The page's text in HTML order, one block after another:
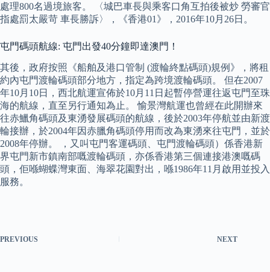
處理800名過境旅客。 〈城巴車長與乘客口角互拍後被炒 勞審官
指處罰太嚴苛 車長勝訴〉，《香港01》，2016年10月26日。
屯門碼頭航線: 屯門出發40分鐘即達澳門！
其後，政府按照《船舶及港口管制 (渡輪終點碼頭)規例》，將租
約內屯門渡輪碼頭部分地方，指定為跨境渡輪碼頭。 但在2007
年10月10日，西北航運宣佈於10月11日起暫停營運往返屯門至珠
海的航線，直至另行通知為止。 愉景灣航運也曾經在此開辦來
往赤鱲角碼頭及東湧發展碼頭的航線，後於2003年停航並由新渡
輪接辦，於2004年因赤臘角碼頭停用而改為東湧來往屯門，並於
2008年停辦。 ，又叫屯門客運碼頭、屯門渡輪碼頭）係香港新
界屯門新市鎮南部嘅渡輪碼頭，亦係香港第三個連接港澳嘅碼
頭，佢喺蝴蝶灣東面、海翠花園對出，喺1986年11月啟用並投入
服務。
PREVIOUS NEXT